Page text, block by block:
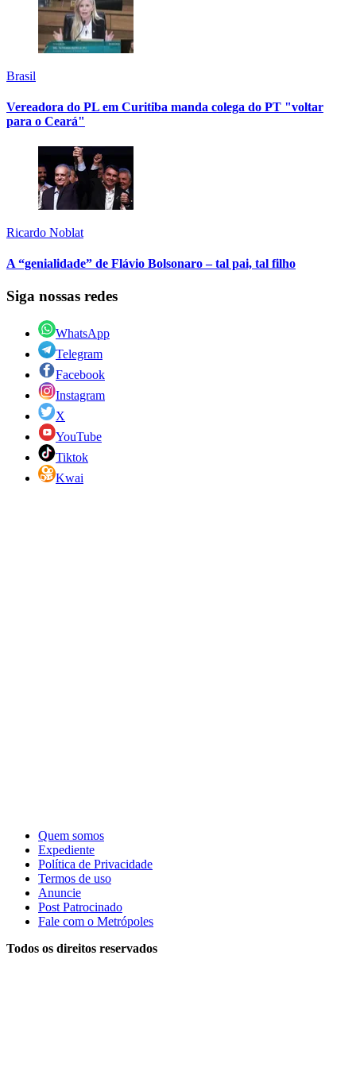
Brasil
Vereadora do PL em Curitiba manda colega do PT "voltar
para o Ceará"
Ricardo Noblat
A “genialidade” de Flávio Bolsonaro – tal pai, tal filho
Siga nossas redes
WhatsApp
Telegram
Facebook
Instagram
X
YouTube
Tiktok
Kwai
Quem somos
Expediente
Política de Privacidade
Termos de uso
Anuncie
Post Patrocinado
Fale com o Metrópoles
Todos os direitos reservados